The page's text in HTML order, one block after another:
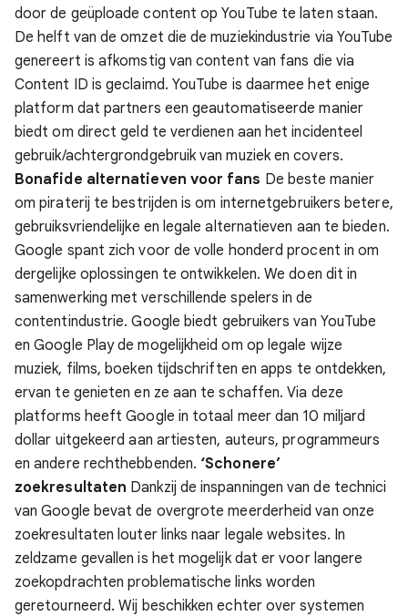
door de geüploade content op YouTube te laten staan.
De helft van de omzet die de muziekindustrie via YouTube
genereert is afkomstig van content van fans die via
Content ID is geclaimd. YouTube is daarmee het enige
platform dat partners een geautomatiseerde manier
biedt om direct geld te verdienen aan het incidenteel
gebruik/achtergrondgebruik van muziek en covers.
Bonafide alternatieven voor fans De beste manier
om piraterij te bestrijden is om internetgebruikers betere,
gebruiksvriendelijke en legale alternatieven aan te bieden.
Google spant zich voor de volle honderd procent in om
dergelijke oplossingen te ontwikkelen. We doen dit in
samenwerking met verschillende spelers in de
contentindustrie. Google biedt gebruikers van YouTube
en Google Play de mogelijkheid om op legale wijze
muziek, films, boeken tijdschriften en apps te ontdekken,
ervan te genieten en ze aan te schaffen. Via deze
platforms heeft Google in totaal meer dan 10 miljard
dollar uitgekeerd aan artiesten, auteurs, programmeurs
en andere rechthebbenden. ‘Schonere’
zoekresultaten Dankzij de inspanningen van de technici
van Google bevat de overgrote meerderheid van onze
zoekresultaten louter links naar legale websites. In
zeldzame gevallen is het mogelijk dat er voor langere
zoekopdrachten problematische links worden
geretourneerd. Wij beschikken echter over systemen